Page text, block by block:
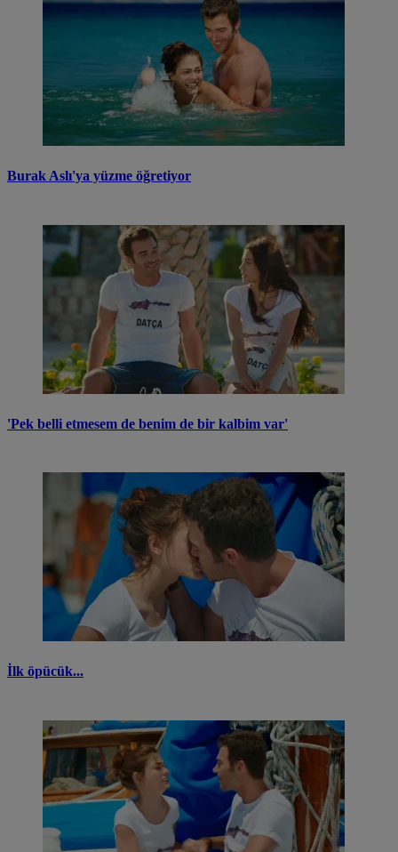
Burak Aslı'ya yüzme öğretiyor
'Pek belli etmesem de benim de bir kalbim var'
İlk öpücük...